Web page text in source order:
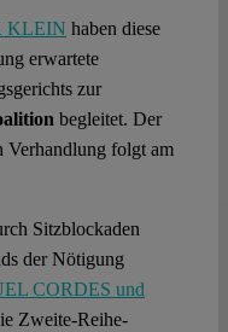
KLEIN haben diese
erwartete
zur
begleitet. Der
Verhandlung folgt am
Sitzblockaden
der Nötigung
CORDES und
Zweite-Reihe-